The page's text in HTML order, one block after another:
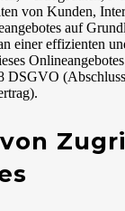
von Kunden,
auf
einer effizienten
DSGVO (Abschluss